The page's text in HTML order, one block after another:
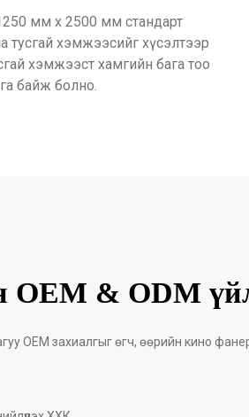
мм x 2500 мм стандарт
тусгай хэмжээсийг хүсэлтээр
хэмжээст хамгийн бага тоо
байж болно.
OEM & ODM
OEM захиалгыг өгч, өөрийн кино